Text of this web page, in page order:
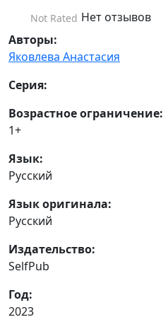
Not Rated Нет отзывов
Авторы:
Яковлева Анастасия
Серия:
Возрастное ограничение:
1+
Язык:
Русский
Язык оригинала:
Русский
Издательство:
SelfPub
Год:
2023